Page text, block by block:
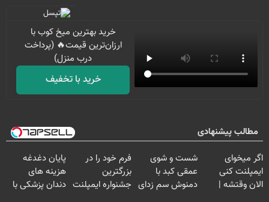
خرید بهترین میخ کوب با
ارزان‌ترین قیمت🔥 (پرداخت
درب منزل)
خرید با تخفیف
مطالب پیشنهادی
اگر میخوای
ایمپلنت کنی
الان وقتشه |
شست و شوی
عمقی کبد با
دمنوش سم زدای
فرم خود را در
بزرگترین
جشنواره ایمپلنت
پایان دغدغه
هزینه های
دندان پزشکی با